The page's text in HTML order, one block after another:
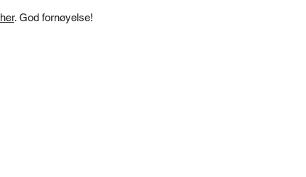
her. God fornøyelse!